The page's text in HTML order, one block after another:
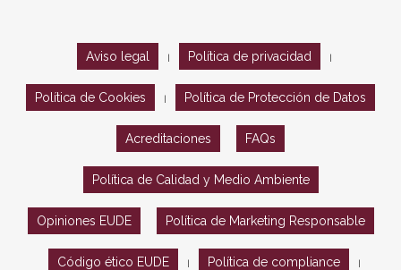
Aviso legal Política de privacidad
Política de Cookies Política de Protección de Datos
Acreditaciones FAQs
Política de Calidad y Medio Ambiente
Opiniones EUDE Política de Marketing Responsable
Código ético EUDE Política de compliance